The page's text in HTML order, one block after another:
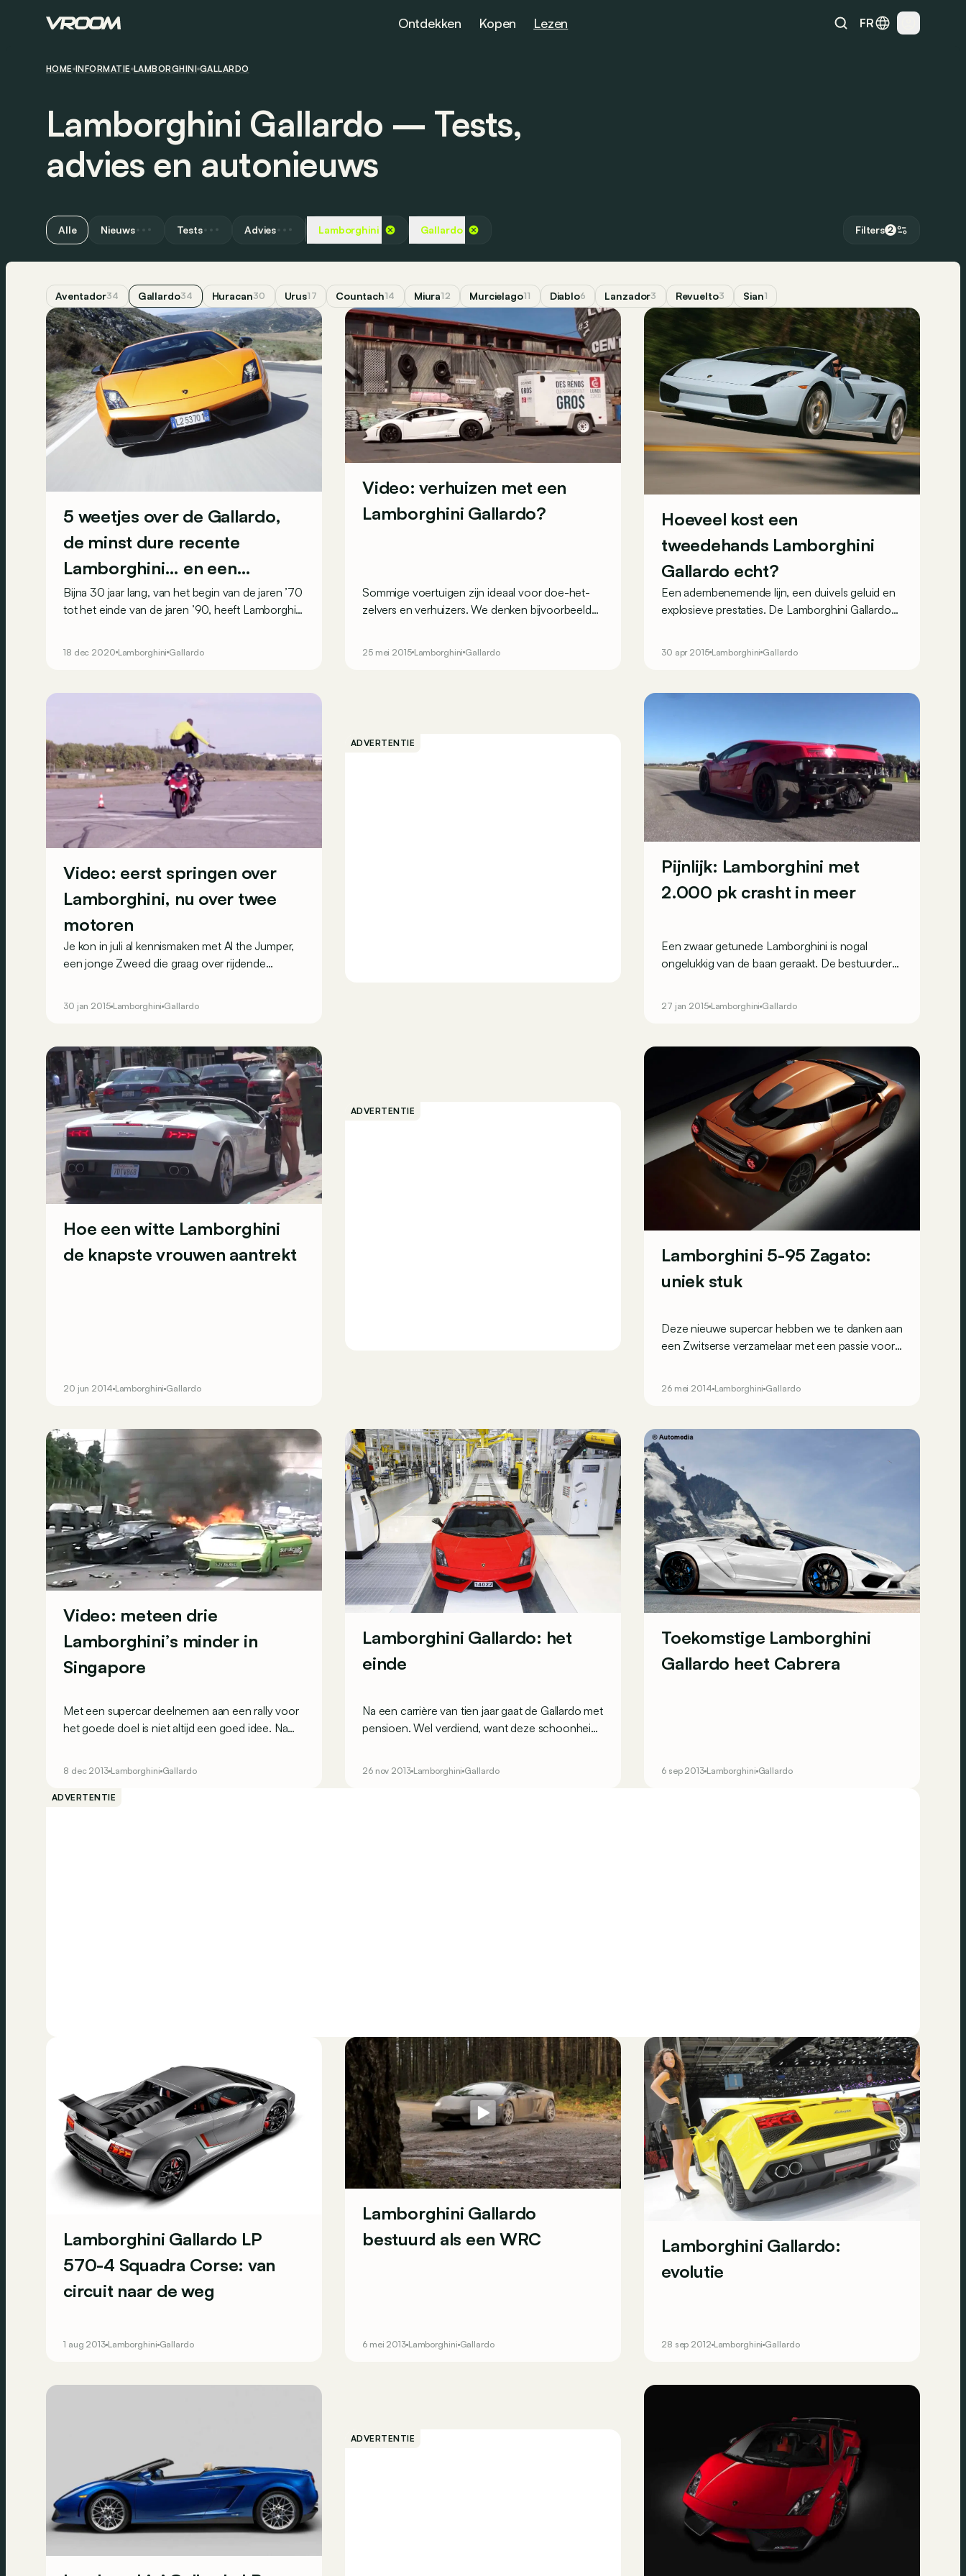
Ontdekken Kopen Lezen FR
HOME INFORMATIE LAMBORGHINI GALLARDO
Lamborghini Gallardo ― Tests,
advies en autonieuws
Alle Nieuws Tests Advies Lamborghini Gallardo Filters 2
Aventador34 Gallardo34 Huracan30 Urus17 Countach14 Miura12 Murcielago11 Diablo6 Lanzador3 Revuelto3 Sian1
5 weetjes over de Gallardo,
de minst dure recente
Lamborghini… en een
toekomstig
verzamelaarsobject?
Bijna 30 jaar lang, van het begin van de jaren ’70
tot het einde van de jaren ’90, heeft Lamborghini
een paar grote projecten, waaronder de komst
Vandaag vind je hem voor ‘bodemprijzen’.
18 dec 2020 Lamborghini Gallardo
Video: verhuizen met een
Lamborghini Gallardo?
Sommige voertuigen zijn ideaal voor doe-het-
zelvers en verhuizers. We denken bijvoorbeeld
25 mei 2015 Lamborghini Gallardo
Hoeveel kost een
tweedehands Lamborghini
Gallardo echt?
Een adembenemende lijn, een duivels geluid en
explosieve prestaties. De Lamborghini Gallardo
maar is dit model wel een goed idee?
30 apr 2015 Lamborghini Gallardo
Video: eerst springen over
Lamborghini, nu over twee
motoren
Je kon in juli al kennismaken met Al the Jumper,
een jonge Zweed die graag over rijdende
30 jan 2015 Lamborghini Gallardo
ADVERTENTIE
Pijnlijk: Lamborghini met
2.000 pk crasht in meer
Een zwaar getunede Lamborghini is nogal
ongelukkig van de baan geraakt. De bestuurder
27 jan 2015 Lamborghini Gallardo
Hoe een witte Lamborghini
de knapste vrouwen aantrekt
20 jun 2014 Lamborghini Gallardo
ADVERTENTIE
Lamborghini 5-95 Zagato:
uniek stuk
Deze nieuwe supercar hebben we te danken aan
een Zwitserse verzamelaar met een passie voor
grootheden de handen in elkaar.
26 mei 2014 Lamborghini Gallardo
Video: meteen drie
Lamborghini’s minder in
Singapore
Met een supercar deelnemen aan een rally voor
het goede doel is niet altijd een goed idee. Na
keer drie Lamborghini’s (twee Gallardo’s en één
Aventador) betrokken in een zwaar ongeval. Het
8 dec 2013 Lamborghini Gallardo
Lamborghini Gallardo: het
einde
Na een carrière van tien jaar gaat de Gallardo met
pensioen. Wel verdiend, want deze schoonheid
26 nov 2013 Lamborghini Gallardo
Toekomstige Lamborghini
Gallardo heet Cabrera
6 sep 2013 Lamborghini Gallardo
ADVERTENTIE
Lamborghini Gallardo LP
570-4 Squadra Corse: van
circuit naar de weg
1 aug 2013 Lamborghini Gallardo
Lamborghini Gallardo
bestuurd als een WRC
6 mei 2013 Lamborghini Gallardo
Lamborghini Gallardo:
evolutie
28 sep 2012 Lamborghini Gallardo
ADVERTENTIE